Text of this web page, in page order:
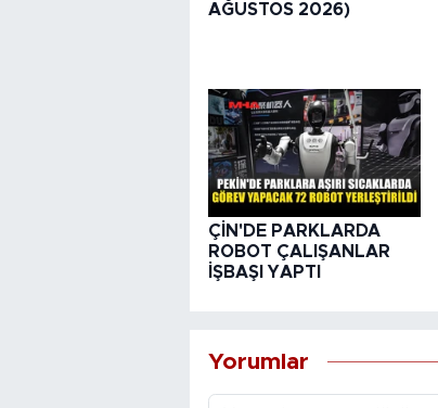
AĞUSTOS 2026)
ÇİN'DE PARKLARDA
ROBOT ÇALIŞANLAR
İŞBAŞI YAPTI
Yorumlar